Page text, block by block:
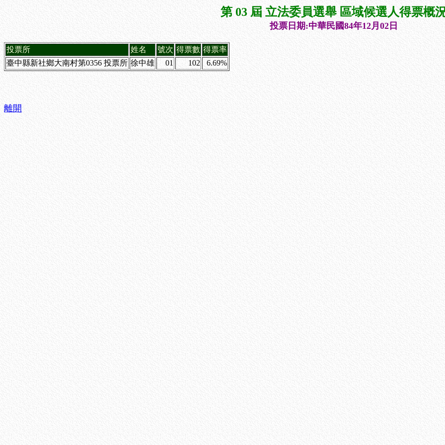
第 03 屆 立法委員選舉 區域候選人得票概
投票日期:中華民國84年12月02日
投票所 姓名 號次 得票數 得票率
臺中縣新社鄉大南村第0356 投票所 徐中雄 01 102 6.69%
離開